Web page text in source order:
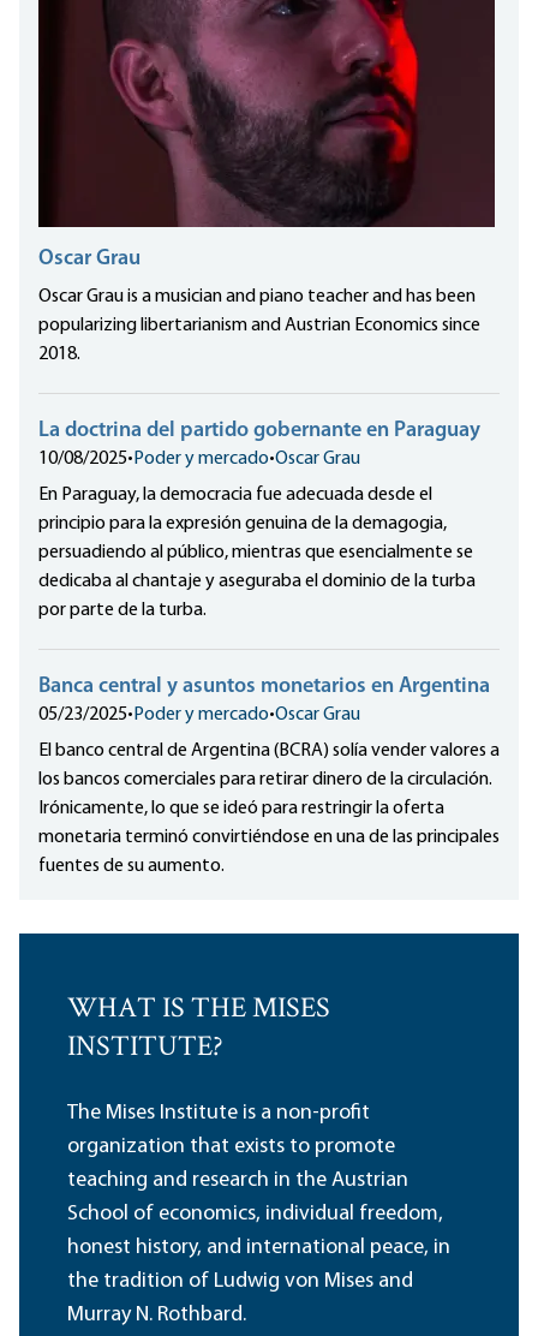
Oscar Grau
Oscar Grau is a musician and piano teacher and has been
popularizing libertarianism and Austrian Economics since
2018.
La doctrina del partido gobernante en Paraguay
10/08/2025• Poder y mercado•Oscar Grau
En Paraguay, la democracia fue adecuada desde el
principio para la expresión genuina de la demagogia,
persuadiendo al público, mientras que esencialmente se
dedicaba al chantaje y aseguraba el dominio de la turba
por parte de la turba.
Banca central y asuntos monetarios en Argentina
05/23/2025• Poder y mercado•Oscar Grau
El banco central de Argentina (BCRA) solía vender valores a
los bancos comerciales para retirar dinero de la circulación.
Irónicamente, lo que se ideó para restringir la oferta
monetaria terminó convirtiéndose en una de las principales
fuentes de su aumento.
WHAT IS THE MISES
INSTITUTE?
The Mises Institute is a non-profit
organization that exists to promote
teaching and research in the Austrian
School of economics, individual freedom,
honest history, and international peace, in
the tradition of Ludwig von Mises and
Murray N. Rothbard.